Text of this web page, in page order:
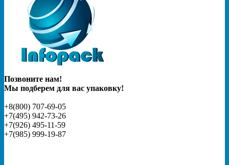
Позвоните нам!
Мы подберем для вас упаковку!
+8(800) 707-69-05
+7(495) 942-73-26
+7(926) 495-11-59
+7(985) 999-19-87